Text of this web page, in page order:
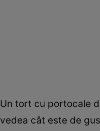
Un tort cu portocale
vedea cât este de